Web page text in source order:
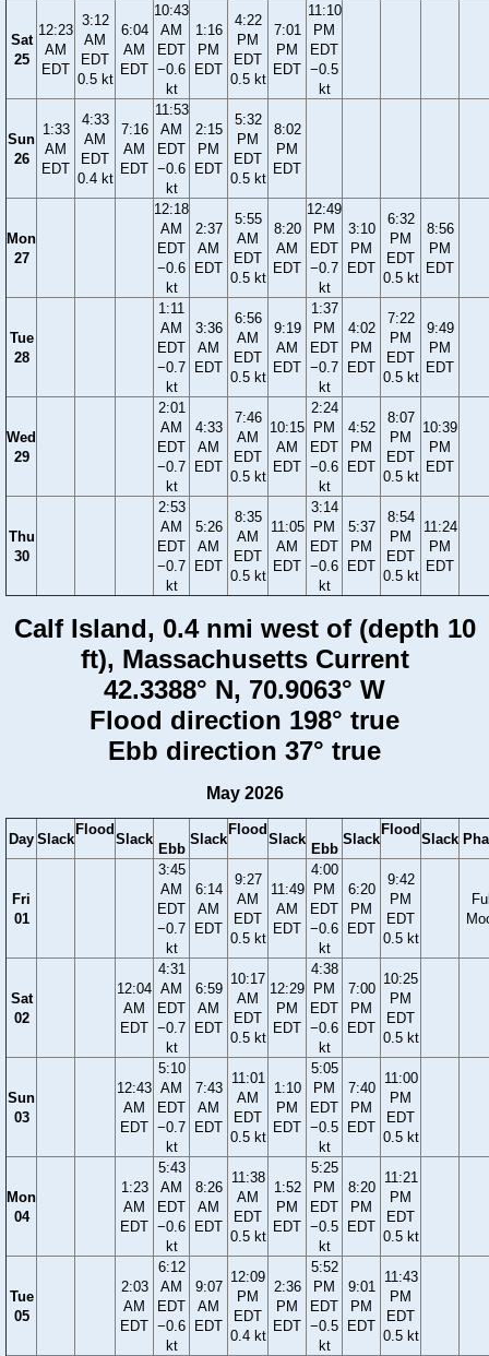
Sat
25
12:23
AM
EDT
3:12
AM
EDT
0.5 kt
6:04
AM
EDT
10:43
AM
EDT
−0.6
kt
1:16
PM
EDT
4:22
PM
EDT
0.5 kt
7:01
PM
EDT
11:10
PM
EDT
−0.5
kt
Sun
26
1:33
AM
EDT
4:33
AM
EDT
0.4 kt
7:16
AM
EDT
11:53
AM
EDT
−0.6
kt
2:15
PM
EDT
5:32
PM
EDT
0.5 kt
8:02
PM
EDT
Mon
27
12:18
AM
EDT
−0.6
kt
2:37
AM
EDT
5:55
AM
EDT
0.5 kt
8:20
AM
EDT
12:49
PM
EDT
−0.7
kt
3:10
PM
EDT
6:32
PM
EDT
0.5 kt
8:56
PM
EDT
Tue
28
1:11
AM
EDT
−0.7
kt
3:36
AM
EDT
6:56
AM
EDT
0.5 kt
9:19
AM
EDT
1:37
PM
EDT
−0.7
kt
4:02
PM
EDT
7:22
PM
EDT
0.5 kt
9:49
PM
EDT
Wed
29
2:01
AM
EDT
−0.7
kt
4:33
AM
EDT
7:46
AM
EDT
0.5 kt
10:15
AM
EDT
2:24
PM
EDT
−0.6
kt
4:52
PM
EDT
8:07
PM
EDT
0.5 kt
10:39
PM
EDT
Thu
30
2:53
AM
EDT
−0.7
kt
5:26
AM
EDT
8:35
AM
EDT
0.5 kt
11:05
AM
EDT
3:14
PM
EDT
−0.6
kt
5:37
PM
EDT
8:54
PM
EDT
0.5 kt
11:24
PM
EDT
Calf Island, 0.4 nmi west of (depth 10
ft), Massachusetts Current
42.3388° N, 70.9063° W
Flood direction 198° true
Ebb direction 37° true
May 2026
Day Slack
Flood
Slack
Ebb
Slack
Flood
Slack
Ebb
Slack
Flood
Slack
Fri
01
3:45
AM
EDT
−0.7
kt
6:14
AM
EDT
9:27
AM
EDT
0.5 kt
11:49
AM
EDT
4:00
PM
EDT
−0.6
kt
6:20
PM
EDT
9:42
PM
EDT
0.5 kt
Sat
02
12:04
AM
EDT
4:31
AM
EDT
−0.7
kt
6:59
AM
EDT
10:17
AM
EDT
0.5 kt
12:29
PM
EDT
4:38
PM
EDT
−0.6
kt
7:00
PM
EDT
10:25
PM
EDT
0.5 kt
Sun
03
12:43
AM
EDT
5:10
AM
EDT
−0.7
kt
7:43
AM
EDT
11:01
AM
EDT
0.5 kt
1:10
PM
EDT
5:05
PM
EDT
−0.5
kt
7:40
PM
EDT
11:00
PM
EDT
0.5 kt
Mon
04
1:23
AM
EDT
5:43
AM
EDT
−0.6
kt
8:26
AM
EDT
11:38
AM
EDT
0.5 kt
1:52
PM
EDT
5:25
PM
EDT
−0.5
kt
8:20
PM
EDT
11:21
PM
EDT
0.5 kt
Tue
05
2:03
AM
EDT
6:12
AM
EDT
−0.6
kt
9:07
AM
EDT
12:09
PM
EDT
0.4 kt
2:36
PM
EDT
5:52
PM
EDT
−0.5
kt
9:01
PM
EDT
11:43
PM
EDT
0.5 kt